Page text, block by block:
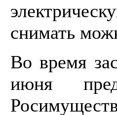
снимать
Во время
июня